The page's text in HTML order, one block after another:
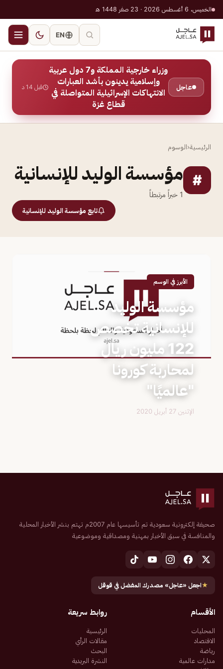
الخميس، 6 أغسطس 2026 · 23 صفر 1448 هـ
EN
عاجل
وزراء خارجية المملكة و7 دول عربية
وإسلامية يدينون بأشد العبارات
الانتهاكات الإسرائيلية المتواصلة في
قطاع غزة
قبل 14 د
الرئيسية‹الوسوم
# مؤسسة الوليد للإنسانية
1 خبراً مرتبطاً
تابع مؤسسة الوليد للإنسانية
الأبرز في الوسم
مؤسسة الوليد
للإنسانية تخصص
122 مليون ريال
لمحاربة كورونا
"عالميًا"
الإثنين 27 أبريل 2020
صحيفة إلكترونية سعودية تم تأسيسها عام 2007م تهتم بنشر الأخبار المحلية
والمنافسة في سبق الأخبار بمهنية ومصداقية وموضوعية
★اجعل «عاجل» مصدرك المفضل في قوقل
الأقسام
المحليات
الاقتصاد
رياضة
مدارات عالمية
روابط سريعة
الرئيسية
مقالات الرأي
البحث
النشرة البريدية